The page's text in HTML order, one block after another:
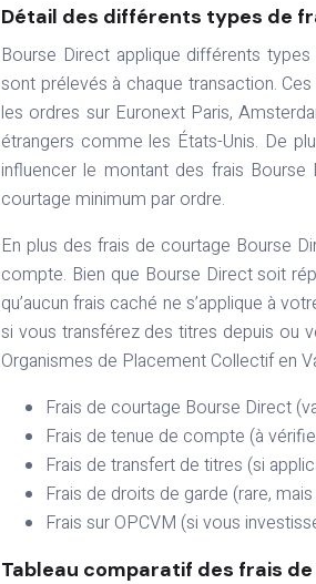
Détail des différents types de
Bourse Direct applique différents
sont prélevés à chaque transaction.
les ordres sur Euronext Paris,
étrangers comme les États-Unis. De
influencer le montant des frais
courtage minimum par ordre.
En plus des frais de courtage Bourse
compte. Bien que Bourse Direct soit
qu’aucun frais caché ne s’applique à
si vous transférez des titres depuis ou
Organismes de Placement Collectif en
Frais de courtage Bourse Direct
Frais de tenue de compte (à
Frais de transfert de titres (si
Frais de droits de garde (rare,
Frais sur OPCVM (si vous
Tableau comparatif des frais